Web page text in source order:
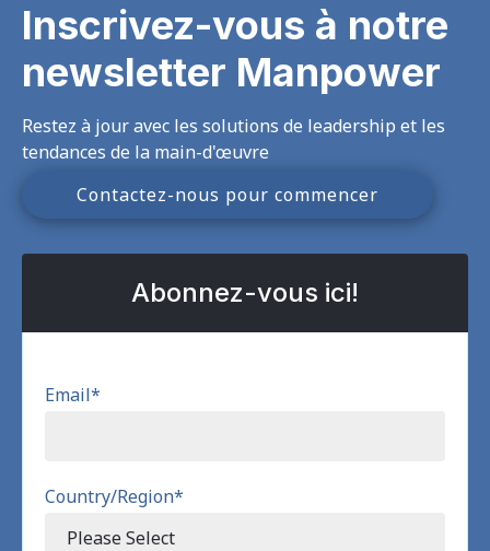
Inscrivez-vous à notre
newsletter Manpower
Restez à jour avec les solutions de leadership et les
tendances de la main-d'œuvre
Contactez-nous pour commencer
Abonnez-vous ici!
Email*
Country/Region*